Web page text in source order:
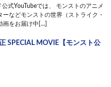
式YouTubeでは、 モンストのアニメ
などモンストの世界（ストライク・
画をお届け中[…]
SPECIAL MOVIE【モンスト公